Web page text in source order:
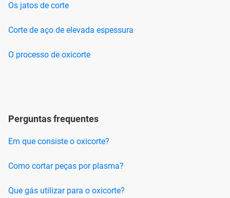
Os jatos de corte
Corte de aço de elevada espessura
O processo de oxicorte
Perguntas frequentes
Em que consiste o oxicorte?
Como cortar peças por plasma?
Que gás utilizar para o oxicorte?